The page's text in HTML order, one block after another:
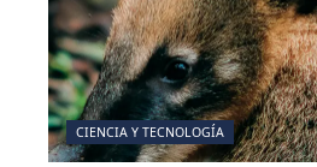
CIENCIA Y TECNOLOGÍA